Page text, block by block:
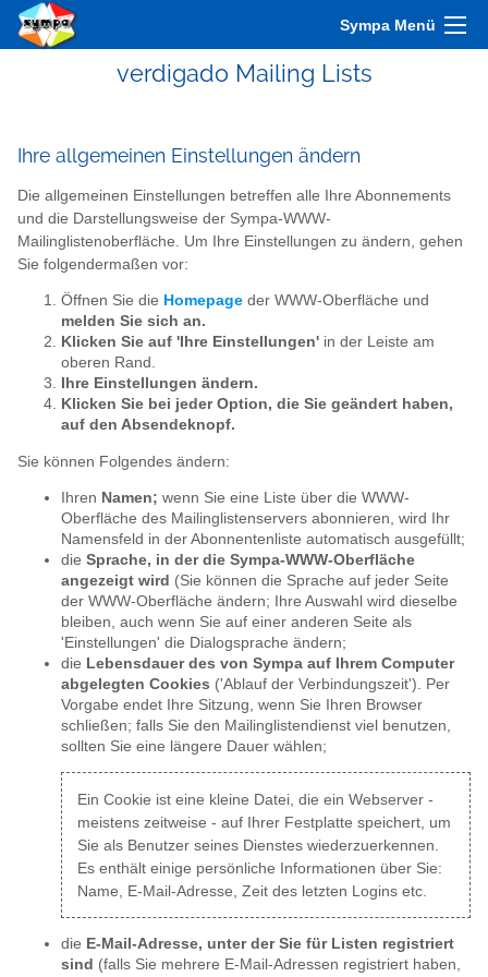
Sympa Menü
verdigado Mailing Lists
Ihre allgemeinen Einstellungen ändern
Die allgemeinen Einstellungen betreffen alle Ihre Abonnements
und die Darstellungsweise der Sympa-WWW-
Mailinglistenoberfläche. Um Ihre Einstellungen zu ändern, gehen
Sie folgendermaßen vor:
Öffnen Sie die Homepage der WWW-Oberfläche und
melden Sie sich an.
Klicken Sie auf 'Ihre Einstellungen' in der Leiste am
oberen Rand.
Ihre Einstellungen ändern.
Klicken Sie bei jeder Option, die Sie geändert haben,
auf den Absendeknopf.
Sie können Folgendes ändern:
Ihren Namen; wenn Sie eine Liste über die WWW-
Oberfläche des Mailinglistenservers abonnieren, wird Ihr
Namensfeld in der Abonnentenliste automatisch ausgefüllt;
die Sprache, in der die Sympa-WWW-Oberfläche
angezeigt wird (Sie können die Sprache auf jeder Seite
der WWW-Oberfläche ändern; Ihre Auswahl wird dieselbe
bleiben, auch wenn Sie auf einer anderen Seite als
'Einstellungen' die Dialogsprache ändern;
die Lebensdauer des von Sympa auf Ihrem Computer
abgelegten Cookies ('Ablauf der Verbindungszeit'). Per
Vorgabe endet Ihre Sitzung, wenn Sie Ihren Browser
schließen; falls Sie den Mailinglistendienst viel benutzen,
sollten Sie eine längere Dauer wählen;
Ein Cookie ist eine kleine Datei, die ein Webserver -
meistens zeitweise - auf Ihrer Festplatte speichert, um
Sie als Benutzer seines Dienstes wiederzuerkennen.
Es enthält einige persönliche Informationen über Sie:
Name, E-Mail-Adresse, Zeit des letzten Logins etc.
die E-Mail-Adresse, unter der Sie für Listen registriert
sind (falls Sie mehrere E-Mail-Adressen registriert haben,